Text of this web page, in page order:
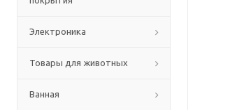
Электроника
Товары для животных
Ванная